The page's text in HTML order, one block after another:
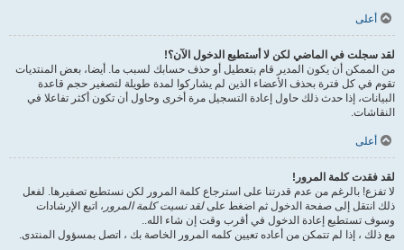
أعلى
لقد سجلت في الماضي لكن لا أستطيع الدخول الآن؟!
من الممكن أن يكون المدير قام بتعطيل أو حذف حسابك لسبب ما. أيضا، بعض المنتديات
تقوم في كل فترة بحذف الأعضاء الذين لم يشاركوا لمدة طويلة لتصغير حجم قاعدة
البيانات، إذا حدث ذلك حاول إعادة التسجيل مرة أخرى وحاول أن تكون أكثر تفاعلا في
النقاشات.
أعلى
لقد فقدت كلمة المرور!
لا تفزع! بالرغم من عدم قدرتنا على استرجاع كلمة المرور لكن نستطيع تصفيرها. لفعل
ذلك انتقل إلى صفحة الدخول ثم اضغط علىلقد نسيت كلمة المرور ، اتبع الإرشادات
وسوف تستطيع إعادة الدخول في أقرب وقت إن شاء الله..
مع ذلك ، إذا لم تتمكن من أعاده تعيين كلمه المرور الخاصة بك ، اتصل بمسؤول المنتدى.